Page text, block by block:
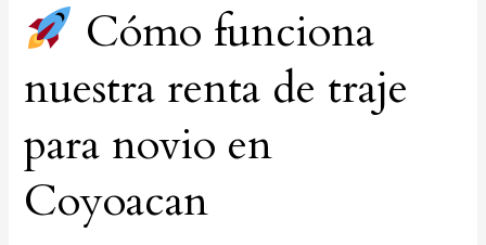
Cómo funciona
nuestra renta de traje
para novio en
Coyoacan